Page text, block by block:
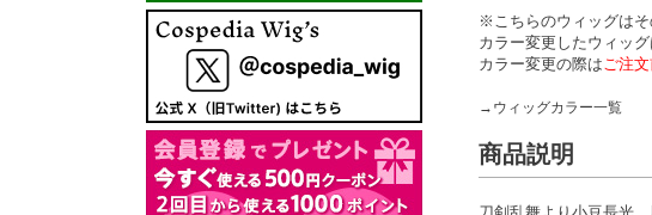
※こちらのウィッグはそ
カラー変更したウィッグ
カラー変更の際はご注
→ウィッグカラー一覧
商品説明